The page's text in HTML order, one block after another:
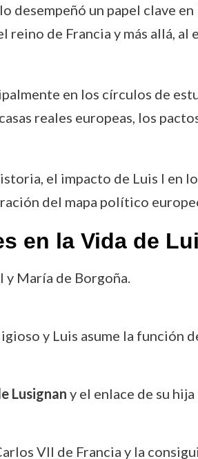
un papel clave
de Francia y más allá,
en los círculos de
reales europeas, los
el impacto de Luis I en
del mapa político
en la Vida de
y María de Borgoña.
y Luis asume la función
Lusignan y el enlace de su
VII de Francia y la